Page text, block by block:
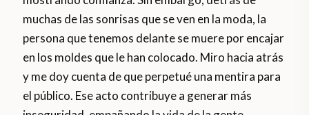
muchas de las sonrisas que se ven en la moda, la
persona que tenemos delante se muere por encajar
en los moldes que le han colocado. Miro hacia atrás
y me doy cuenta de que perpetué una mentira para
el público. Ese acto contribuye a generar más